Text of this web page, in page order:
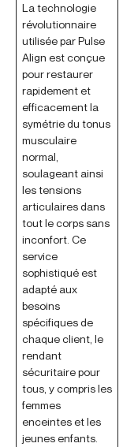
La technologie
révolutionnaire
utilisée par Pulse
Align est conçue
pour restaurer
rapidement et
efficacement la
symétrie du tonus
musculaire
normal,
soulageant ainsi
les tensions
articulaires dans
tout le corps sans
inconfort. Ce
service
sophistiqué est
adapté aux
besoins
spécifiques de
chaque client, le
rendant
sécuritaire pour
tous, y compris les
femmes
enceintes et les
jeunes enfants.